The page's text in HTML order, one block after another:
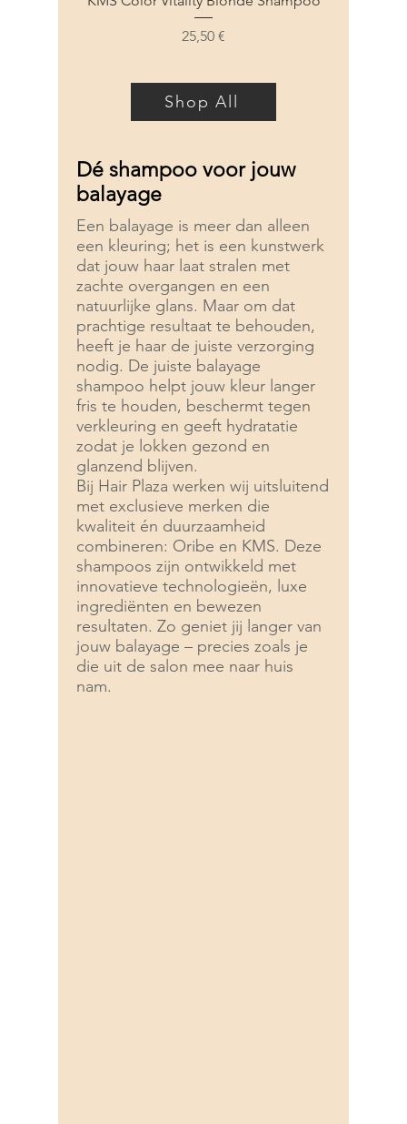
Prezzo
25,50 €
Shop All
Dé shampoo voor jouw
balayage
Een balayage is meer dan alleen
een kleuring; het is een kunstwerk
dat jouw haar laat stralen met
zachte overgangen en een
natuurlijke glans. Maar om dat
prachtige resultaat te behouden,
heeft je haar de juiste verzorging
nodig. De juiste balayage
shampoo helpt jouw kleur langer
fris te houden, beschermt tegen
verkleuring en geeft hydratatie
zodat je lokken gezond en
glanzend blijven.
Bij Hair Plaza werken wij uitsluitend
met exclusieve merken die
kwaliteit én duurzaamheid
combineren: Oribe en KMS. Deze
shampoos zijn ontwikkeld met
innovatieve technologieën, luxe
ingrediënten en bewezen
resultaten. Zo geniet jij langer van
jouw balayage – precies zoals je
die uit de salon mee naar huis
nam.